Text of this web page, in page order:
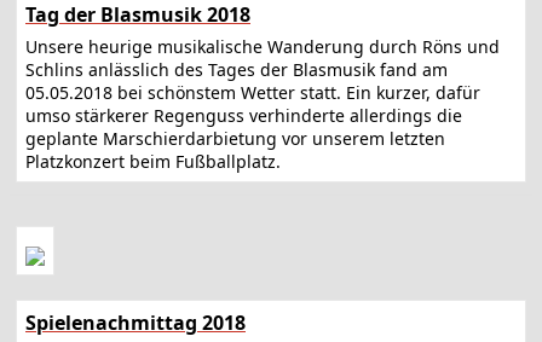
Tag der Blasmusik 2018
Unsere heurige musikalische Wanderung durch Röns und
Schlins anlässlich des Tages der Blasmusik fand am
05.05.2018 bei schönstem Wetter statt. Ein kurzer, dafür
umso stärkerer Regenguss verhinderte allerdings die
geplante Marschierdarbietung vor unserem letzten
Platzkonzert beim Fußballplatz.
Spielenachmittag 2018